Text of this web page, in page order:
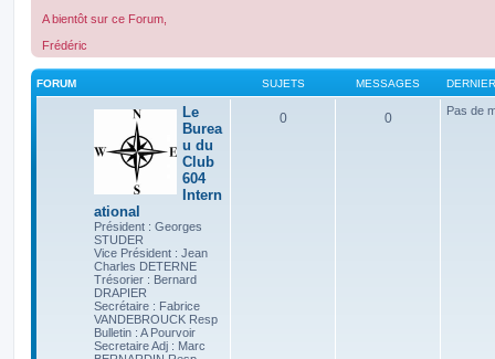
A bientôt sur ce Forum,
Frédéric
FORUM SUJETS MESSAGES
Le
Burea
u du
Club
604
Intern
ational
Président : Georges
STUDER
Vice Président : Jean
Charles DETERNE
Trésorier : Bernard
DRAPIER
Secrétaire : Fabrice
VANDEBROUCK Resp
Bulletin : A Pourvoir
Secretaire Adj : Marc
0 0 Pas de